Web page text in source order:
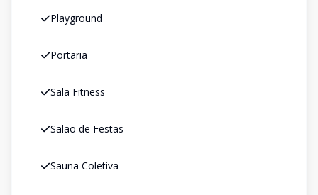
Playground
Portaria
Sala Fitness
Salão de Festas
Sauna Coletiva